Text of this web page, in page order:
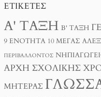
ΕΤΙΚΈΤΕΣ
Α' ΤΆΞΗ Β' ΤΆΞΗ
9 ΕΝΌΤΗΤΑ 10 ΜΈΓΑΣ
ΠΕΡΙΒΆΛΛΟΝΤΟΣ
ΑΡΧΉ ΣΧΟΛΙΚΉΣ
ΜΗΤΈΡΑΣ